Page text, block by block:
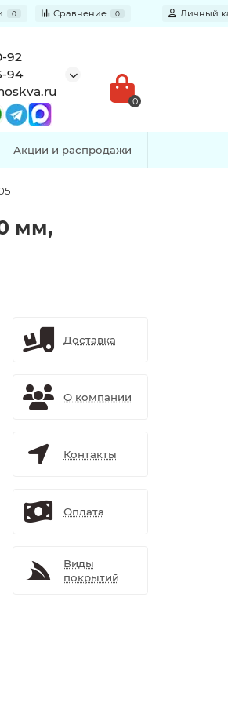
0 Сравнение 0 Личный
92
94
0
Акции и распродажи
мм,
Доставка
О компании
Контакты
Оплата
Виды
покрытий